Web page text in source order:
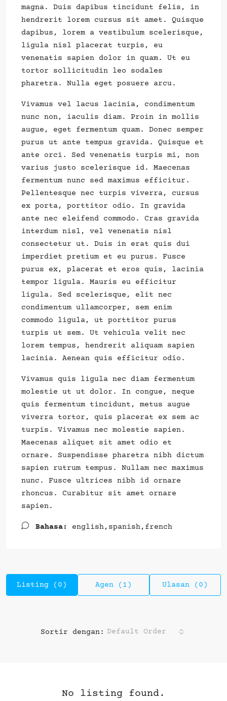
magna. Duis dapibus tincidunt felis, in
hendrerit lorem cursus sit amet. Quisque
dapibus, lorem a vestibulum scelerisque,
ligula nisl placerat turpis, eu
venenatis sapien dolor in quam. Ut eu
tortor sollicitudin leo sodales
pharetra. Nulla eget posuere arcu.
Vivamus vel lacus lacinia, condimentum
nunc non, iaculis diam. Proin in mollis
augue, eget fermentum quam. Donec semper
purus ut ante tempus gravida. Quisque et
ante orci. Sed venenatis turpis mi, non
varius justo scelerisque id. Maecenas
fermentum nunc sed maximus efficitur.
Pellentesque nec turpis viverra, cursus
ex porta, porttitor odio. In gravida
ante nec eleifend commodo. Cras gravida
interdum nisl, vel venenatis nisl
consectetur ut. Duis in erat quis dui
imperdiet pretium et eu purus. Fusce
purus ex, placerat et eros quis, lacinia
tempor ligula. Mauris eu efficitur
ligula. Sed scelerisque, elit nec
condimentum ullamcorper, sem enim
commodo ligula, ut porttitor purus
turpis ut sem. Ut vehicula velit nec
lorem tempus, hendrerit aliquam sapien
lacinia. Aenean quis efficitur odio.
Vivamus quis ligula nec diam fermentum
molestie ut ut dolor. In congue, neque
quis fermentum tincidunt, metus augue
viverra tortor, quis placerat ex sem ac
turpis. Vivamus nec molestie sapien.
Maecenas aliquet sit amet odio et
ornare. Suspendisse pharetra nibh dictum
sapien rutrum tempus. Nullam nec maximus
nunc. Fusce ultrices nibh id ornare
rhoncus. Curabitur sit amet ornare
sapien.
Bahasa: english,spanish,french
Listing (0) Agen (1) Ulasan (0)
Sortir dengan: Default Order
No listing found.